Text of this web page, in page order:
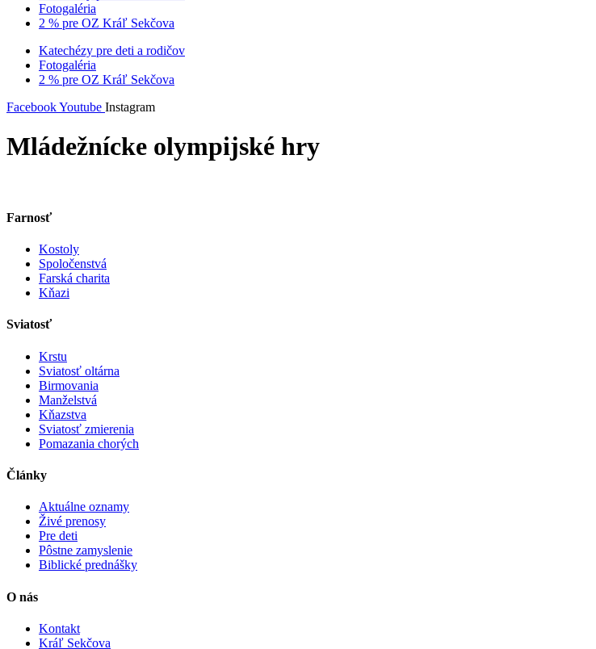
Fotogaléria
2 % pre OZ Kráľ Sekčova
Katechézy pre deti a rodičov
Fotogaléria
2 % pre OZ Kráľ Sekčova
FacebookYoutube Instagram
Mládežnícke olympijské hry
Farnosť
Kostoly
Spoločenstvá
Farská charita
Kňazi
Sviatosť
Krstu
Sviatosť oltárna
Birmovania
Manželstvá
Kňazstva
Sviatosť zmierenia
Pomazania chorých
Články
Aktuálne oznamy
Živé prenosy
Pre deti
Pôstne zamyslenie
Biblické prednášky
O nás
Kontakt
Kráľ Sekčova